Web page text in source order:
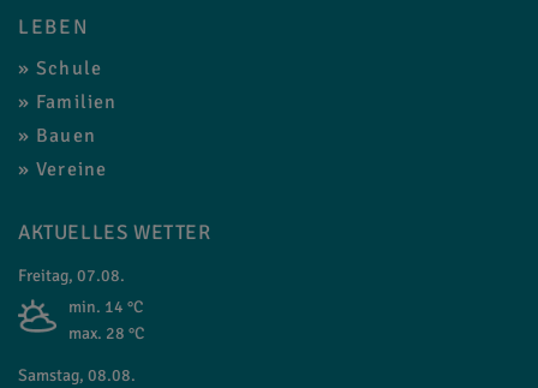
LEBEN
Schule
Familien
Bauen
Vereine
AKTUELLES WETTER
Freitag, 07.08.
min. 14 °C
max. 28 °C
Samstag, 08.08.